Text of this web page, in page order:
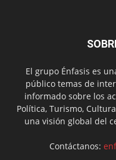
El grupo Énfasis es
público temas de
informado sobre los
Política, Turismo,
una visión global del
Contáctanos: